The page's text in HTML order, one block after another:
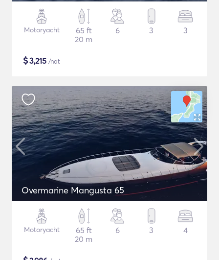
Motoryacht
65 ft
20 m
6 3 3
$3,215 /nat
Overmarine Mangusta 65
Motoryacht
65 ft
20 m
6 3 4